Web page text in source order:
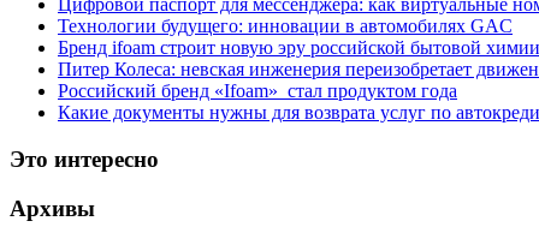
Цифровой паспорт для мессенджера: как виртуальные
Технологии будущего: инновации в автомобилях GAC
Бренд ifoam строит новую эру российской бытовой химии
Питер Колеса: невская инженерия переизобретает
Российский бренд «Ifoam» стал продуктом года
Какие документы нужны для возврата услуг по
Это интересно
Архивы